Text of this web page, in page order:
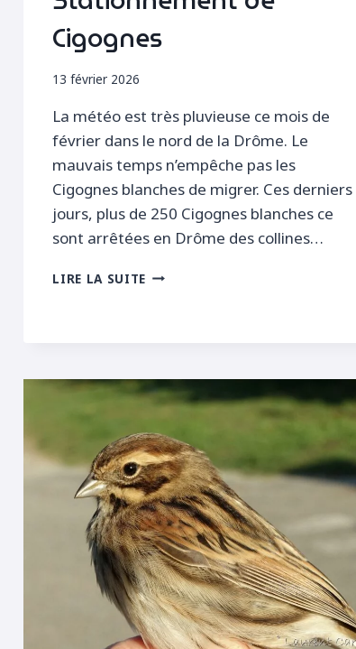
Cigognes
13 février 2026
La météo est très pluvieuse ce mois de
février dans le nord de la Drôme. Le
mauvais temps n’empêche pas les
Cigognes blanches de migrer. Ces derniers
jours, plus de 250 Cigognes blanches ce
sont arrêtées en Drôme des collines…
LIRE LA SUITE STATIONNEMENT